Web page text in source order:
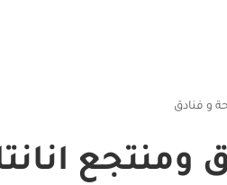
و فنادق
ومنتجع